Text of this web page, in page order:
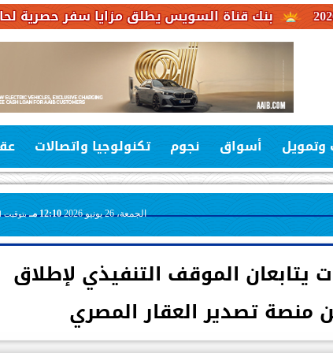
السويس يطلق مزايا سفر حصرية لحاملي بطاقات
وتمويل أسواق نجوم تكنولوجيا واتصالات
الجمعة، 26 يونيو 2026 12:10 مـ بتوقيت
يتابعان الموقف التنفيذي لإطلاق
منصة تصدير العقار المصري